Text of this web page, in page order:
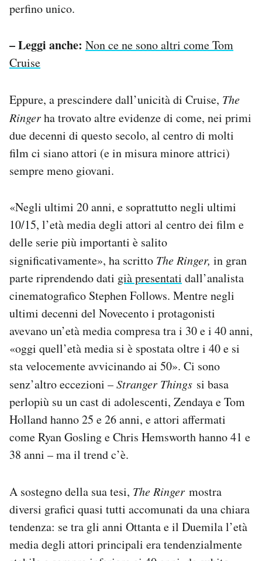
perfino unico.
– Leggi anche: Non ce ne sono altri come Tom
Cruise
Eppure, a prescindere dall’unicità di Cruise, The
Ringerha trovato altre evidenze di come, nei primi
due decenni di questo secolo, al centro di molti
film ci siano attori (e in misura minore attrici)
sempre meno giovani.
«Negli ultimi 20 anni, e soprattutto negli ultimi
10/15, l’età media degli attori al centro dei film e
delle serie più importanti è salito
significativamente», ha scritto The Ringer, in gran
parte riprendendo dati già presentati dall’analista
cinematografico Stephen Follows. Mentre negli
ultimi decenni del Novecento i protagonisti
avevano un’età media compresa tra i 30 e i 40 anni,
«oggi quell’età media si è spostata oltre i 40 e si
sta velocemente avvicinando ai 50». Ci sono
senz’altro eccezioni –Stranger Things si basa
perlopiù su un cast di adolescenti, Zendaya e Tom
Holland hanno 25 e 26 anni, e attori affermati
come Ryan Gosling e Chris Hemsworth hanno 41 e
38 anni – ma il trend c’è.
A sostegno della sua tesi, The Ringer mostra
diversi grafici quasi tutti accomunati da una chiara
tendenza: se tra gli anni Ottanta e il Duemila l’età
media degli attori principali era tendenzialmente